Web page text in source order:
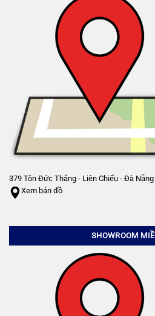
379 Tôn Đức Thắng - Liên Chiểu - Đà Nẵng
Xem bản đồ
SHOWROOM